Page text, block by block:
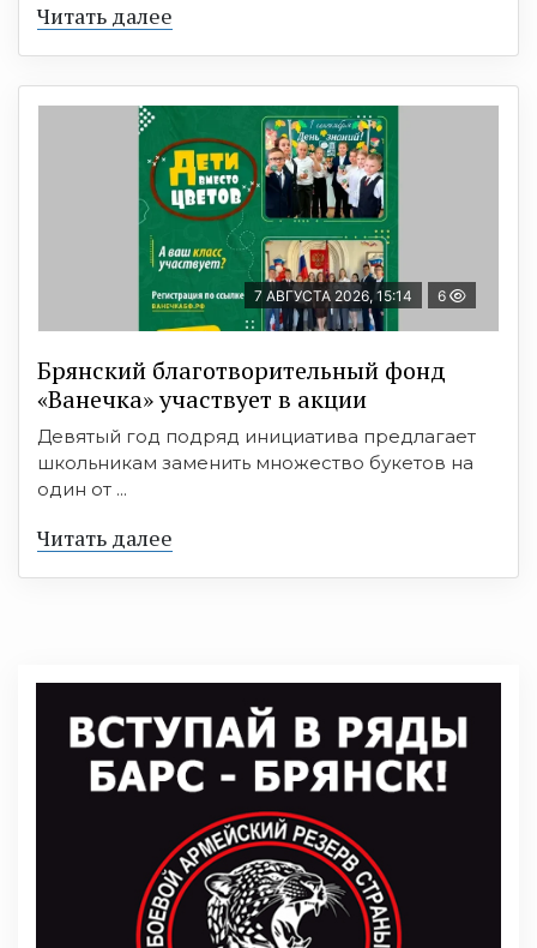
Читать далее
7 АВГУСТА 2026, 15:14 6
Брянский благотворительный фонд
«Ванечка» участвует в акции
Девятый год подряд инициатива предлагает
школьникам заменить множество букетов на
один от ...
Читать далее